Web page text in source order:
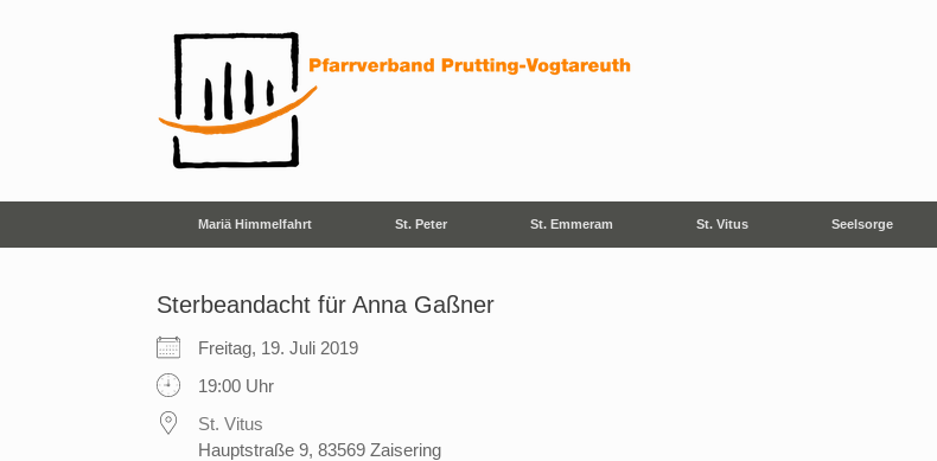
Mariä Himmelfahrt St. Peter St. Emmeram St. Vitus Seelsorge
Sterbeandacht für Anna Gaßner
Freitag, 19. Juli 2019
19:00 Uhr
St. Vitus
Hauptstraße 9, 83569 Zaisering